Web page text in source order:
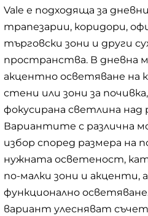
Vale е подходяща за
трапезарии, коридори,
търговски зони и други
пространства. В дневна
акцентно осветяване на
стени или зони за
фокусирана светлина
Вариантите с различна
избор според размера на
нужната осветеност,
по-малки зони и акценти, а
функционално
вариант улесняват